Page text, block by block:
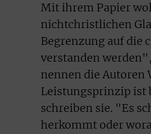
Mit ihrem Papier
nichtchristlichen
Begrenzung auf die
verstanden
nennen die Autoren
Leistungsprinzip ist
schreiben sie. "Es
herkommt oder